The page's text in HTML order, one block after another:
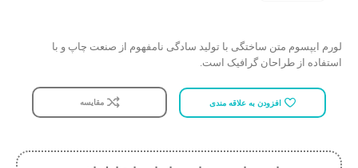
لورم ایپسوم متن ساختگی با تولید سادگی نامفهوم از صنعت چاپ و با
استفاده از طراحان گرافیک است.
افزودن به علاقه مندی مقایسه